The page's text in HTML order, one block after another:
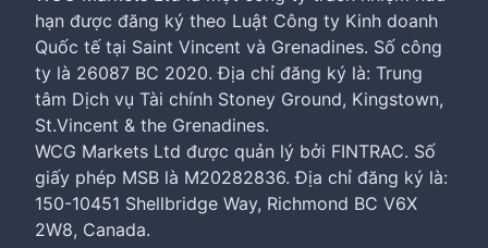
hạn được đăng ký theo Luật Công ty Kinh doanh
Quốc tế tại Saint Vincent và Grenadines. Số công
ty là 26087 BC 2020. Địa chỉ đăng ký là: Trung
tâm Dịch vụ Tài chính Stoney Ground, Kingstown,
St.Vincent & the Grenadines.
WCG Markets Ltd được quản lý bởi FINTRAC. Số
giấy phép MSB là M20282836. Địa chỉ đăng ký là:
150-10451 Shellbridge Way, Richmond BC V6X
2W8, Canada.